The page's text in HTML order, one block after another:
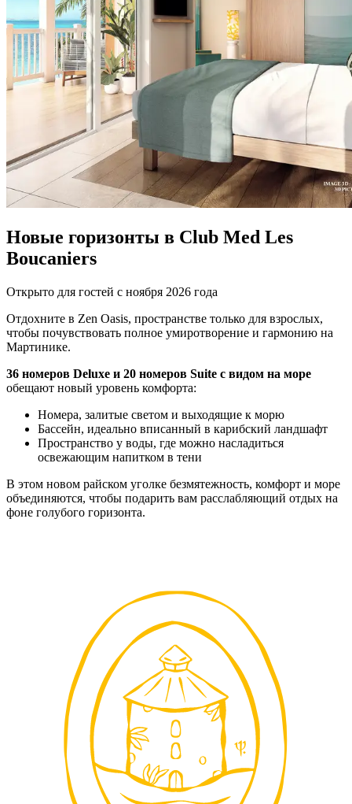
Новые горизонты в Club Med Les
Boucaniers
Открыто для гостей с ноября 2026 года
Отдохните в Zen Oasis, пространстве только для взрослых,
чтобы почувствовать полное умиротворение и гармонию на
Мартинике.
36 номеров Deluxe и 20 номеров Suite с видом на море
обещают новый уровень комфорта:
Номера, залитые светом и выходящие к морю
Бассейн, идеально вписанный в карибский ландшафт
Пространство у воды, где можно насладиться
освежающим напитком в тени
В этом новом райском уголке безмятежность, комфорт и море
объединяются, чтобы подарить вам расслабляющий отдых на
фоне голубого горизонта.